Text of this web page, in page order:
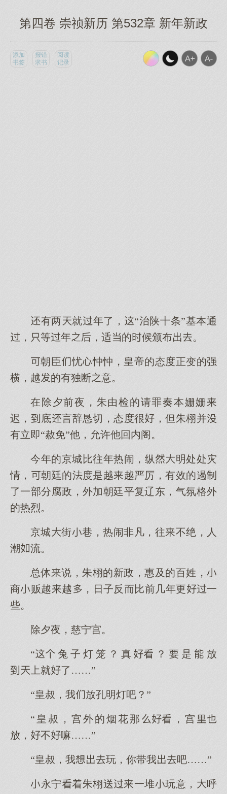
第四卷 崇祯新历 第532章 新年新政
添加
书签
报错
求书
阅读
记录
有两就年了，“治陕十条”基本通
，等年，适的候颁布。
朝臣忧忡忡，皇帝的态度正变的强
横，越的有独断意。
在除夕前夜，朱由检的请罪奏本姗姗
迟，底言辞恳切，态度很，但朱栩并
有立即“赦免”他，允许他回内阁。
今年的京城比往年热闹，纵明处处灾
情，朝廷的法度是越越严厉，有效的遏制
了一部分腐政，外加朝廷平复辽东，气氛格外
的热烈。
京城街巷，热闹非凡，往不绝，人
潮流。
总体说，朱栩的新政，惠及的百姓，
商贩越越，日子反比前几年更一
些。
除夕夜，慈宁宫。
“兔子灯笼？真？是放
就了……”
“皇叔，我放孔明灯吧？”
“皇叔，宫外的烟花那，宫
放，不嘛……”
“皇叔，我玩，你带我吧……”
永宁着朱栩送一堆玩意，呼